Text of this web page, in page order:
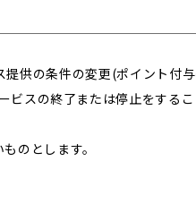
供の条件の変更(ポイント付
スの終了または停止をする
のとします。